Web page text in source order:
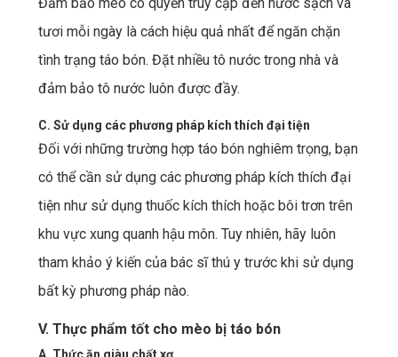
tươi mỗi ngày là cách hiệu quả nhất để ngăn chặn
tình trạng táo bón. Đặt nhiều tô nước trong nhà và
đảm bảo tô nước luôn được đầy.
C. Sử dụng các phương pháp kích thích đại tiện
Đối với những trường hợp táo bón nghiêm trọng, bạn
có thể cần sử dụng các phương pháp kích thích đại
tiện như sử dụng thuốc kích thích hoặc bôi trơn trên
khu vực xung quanh hậu môn. Tuy nhiên, hãy luôn
tham khảo ý kiến ​​của bác sĩ thú y trước khi sử dụng
bất kỳ phương pháp nào.
V. Thực phẩm tốt cho mèo bị táo bón